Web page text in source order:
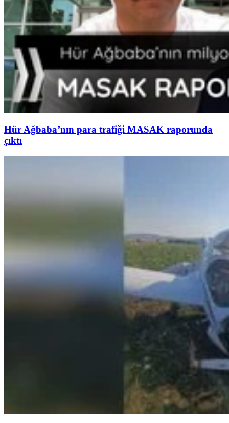
Hür Ağbaba’nın para trafiği MASAK raporunda
çıktı